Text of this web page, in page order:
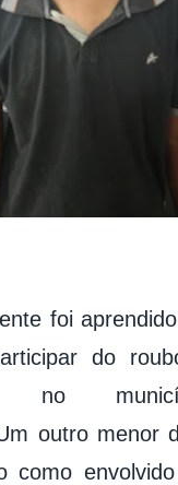
foi
do
no
outro menor
como